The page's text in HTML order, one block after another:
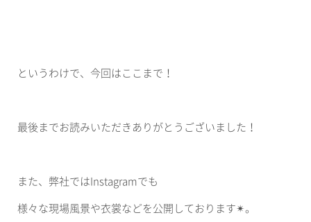
というわけで、今回はここまで！
最後までお読みいただきありがとうございました！
また、弊社ではInstagramでも
様々な現場風景や衣裳などを公開しております✴︎。